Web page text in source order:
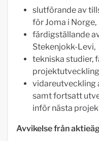
slutförande av
för Joma i Norge,
färdigställande
Stekenjokk-Levi,
tekniska studier,
vidareutveckling
samt fortsatt
inför nästa
Avvikelse från